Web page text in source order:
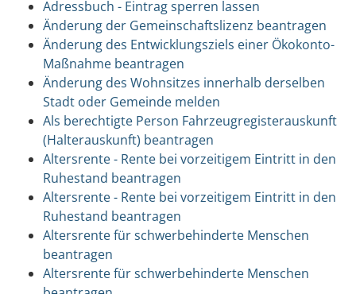
Adressbuch - Eintrag sperren lassen
Änderung der Gemeinschaftslizenz beantragen
Änderung des Entwicklungsziels einer Ökokonto-
Maßnahme beantragen
Änderung des Wohnsitzes innerhalb derselben
Stadt oder Gemeinde melden
Als berechtigte Person Fahrzeugregisterauskunft
(Halterauskunft) beantragen
Altersrente - Rente bei vorzeitigem Eintritt in den
Ruhestand beantragen
Altersrente - Rente bei vorzeitigem Eintritt in den
Ruhestand beantragen
Altersrente für schwerbehinderte Menschen
beantragen
Altersrente für schwerbehinderte Menschen